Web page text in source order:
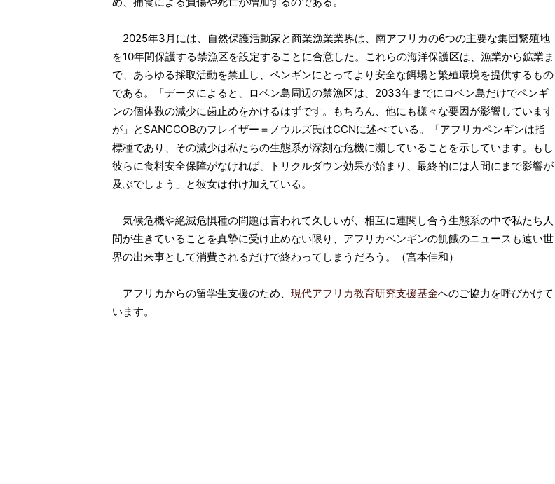
2025年3月には、自然保護活動家と商業漁業業界は、南アフリカの6つの主要な集団繁殖地
を10年間保護する禁漁区を設定することに合意した。これらの海洋保護区は、漁業から鉱業ま
で、あらゆる採取活動を禁止し、ペンギンにとってより安全な餌場と繁殖環境を提供するもの
である。「データによると、ロベン島周辺の禁漁区は、2033年までにロベン島だけでペンギ
ンの個体数の減少に歯止めをかけるはずです。もちろん、他にも様々な要因が影響しています
が」とSANCCOBのフレイザー＝ノウルズ氏はCCNに述べている。「アフリカペンギンは指
標種であり、その減少は私たちの生態系が深刻な危機に瀕していることを示しています。もし
彼らに食料安全保障がなければ、トリクルダウン効果が始まり、最終的には人間にまで影響が
及ぶでしょう」と彼女は付け加えている。
気候危機や絶滅危惧種の問題は言われて久しいが、相互に連関し合う生態系の中で私たち人
間が生きていることを真摯に受け止めない限り、アフリカペンギンの飢餓のニュースも遠い世
界の出来事として消費されるだけで終わってしまうだろう。（宮本佳和）
アフリカからの留学生支援のため、 現代アフリカ教育研究支援基金へのご協力を呼びかけて
います。